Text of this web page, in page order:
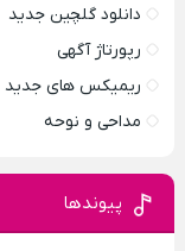
دانلود گلچین جدید
رپورتاژ آگهی
ریمیکس های جدید
مداحی و نوحه
پیوندها